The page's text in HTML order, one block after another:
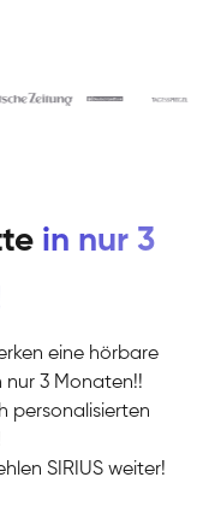
in nur 3
eine hörbare
nur 3 Monaten!!
personalisierten
SIRIUS weiter!